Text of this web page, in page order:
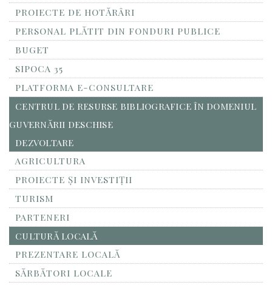
PROIECTE DE HOTĂRÂRI
PERSONAL PLĂTIT DIN FONDURI PUBLICE
BUGET
SIPOCA 35
PLATFORMA E-CONSULTARE
CENTRUL DE RESURSE BIBLIOGRAFICE ÎN DOMENIUL
GUVERNĂRII DESCHISE
DEZVOLTARE
AGRICULTURA
PROIECTE ȘI INVESTIȚII
TURISM
PARTENERI
CULTURĂ LOCALĂ
PREZENTARE LOCALĂ
SĂRBĂTORI LOCALE